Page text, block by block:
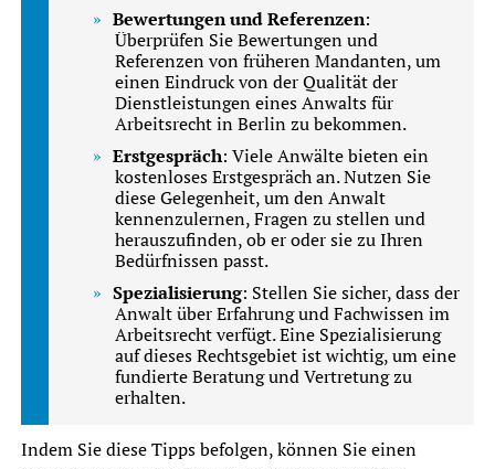
Bewertungen und Referenzen:
Überprüfen Sie Bewertungen und
Referenzen von früheren Mandanten, um
einen Eindruck von der Qualität der
Dienstleistungen eines Anwalts für
Arbeitsrecht in Berlin zu bekommen.
Erstgespräch: Viele Anwälte bieten ein
kostenloses Erstgespräch an. Nutzen Sie
diese Gelegenheit, um den Anwalt
kennenzulernen, Fragen zu stellen und
herauszufinden, ob er oder sie zu Ihren
Bedürfnissen passt.
Spezialisierung: Stellen Sie sicher, dass der
Anwalt über Erfahrung und Fachwissen im
Arbeitsrecht verfügt. Eine Spezialisierung
auf dieses Rechtsgebiet ist wichtig, um eine
fundierte Beratung und Vertretung zu
erhalten.
Indem Sie diese Tipps befolgen, können Sie einen